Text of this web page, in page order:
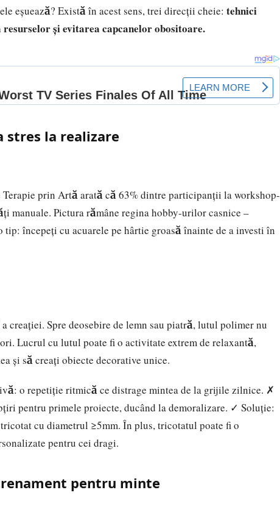
eșuează? Există în acest sens, trei direcții cheie: tehnici
și evitarea capcanelor obositoare.
stres la realizare
Terapie prin Artă arată că 63% dintre participanții la workshop-
manuale. Pictura rămâne regina hobby-urilor casnice –
începeți cu acuarele pe hârtie groasă înainte de a investi în
Spre deosebire de lemn sau piatră, lutul polimer nu
Lucrul cu lutul poate fi o activitate extrem de relaxantă,
și să creați obiecte decorative unice.
o repetiție ritmică ce distrage mintea de la grijile zilnice. ✗
pentru primele proiecte, ducând la demoralizare. ✓ Soluție:
cu diametrul ≥5mm. În plus, tricotatul poate fi o
pentru cei dragi.
pentru minte